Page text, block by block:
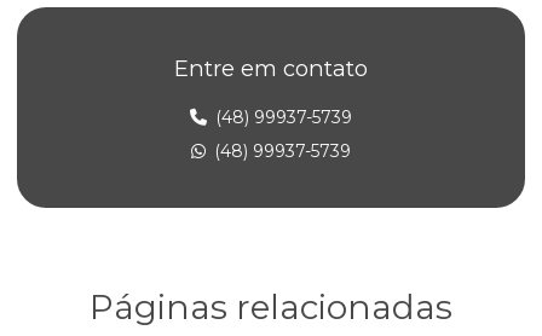
Elaboração de projeto estrutural
Empresa de projeto concreto protendido
Empresa de projeto estrutural
Engenharia de concreto armado para empresas
Entre em contato
(48) 99937-5739
(48) 99937-5739
Páginas relacionadas